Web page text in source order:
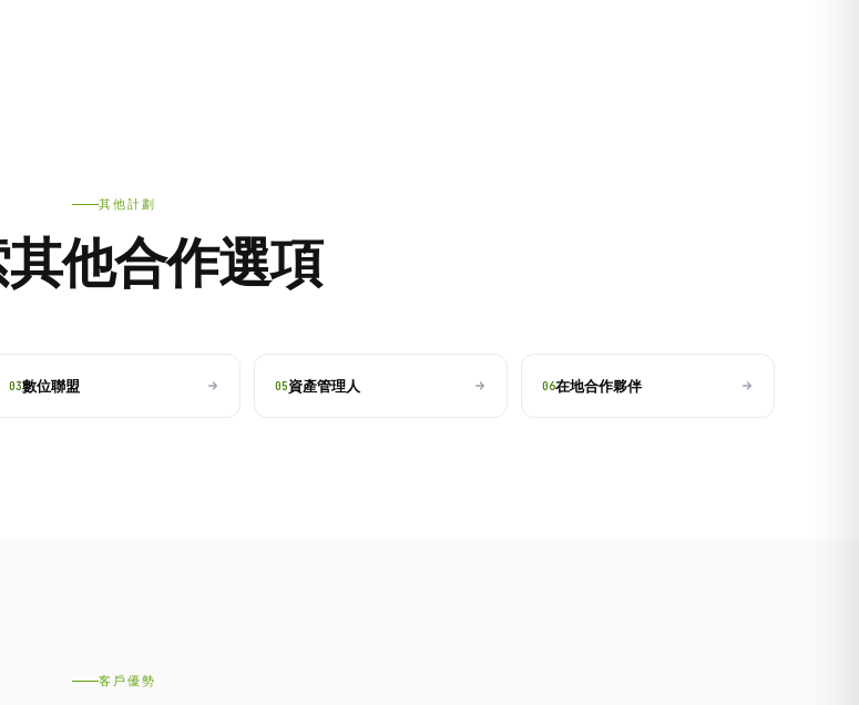
其他計劃
他合作選項
03數位聯盟 05資產管理人 06在地合作夥伴
客戶優勢